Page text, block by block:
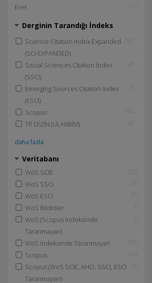
Evet
Derginin Tarandığı İndeks
Science Citation Index Expanded
(SCI-EXPANDED)
Social Sciences Citation Index
(SSCI)
Emerging Sources Citation Index
(ESCI)
Scopus
TR DİZİN (ULAKBİM)
daha fazla
Veritabanı
WoS SCIE
WoS SSCI
WoS ESCI
WoS Bildiriler
WoS (Scopus Indeksinde
Taranmayan)
WoS Indeksinde Taranmayan
Scopus
Scopus (WoS SCIE, AHCI, SSCI, ESCI
Taranmayan)